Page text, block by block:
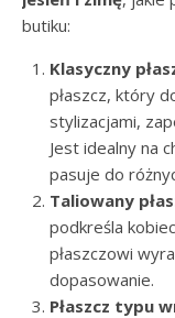
butiku:
Klasyczny
płaszcz, który
stylizacjami,
Jest idealny na
pasuje do
Taliowany
podkreśla
płaszczowi
dopasowanie.
Płaszcz typu